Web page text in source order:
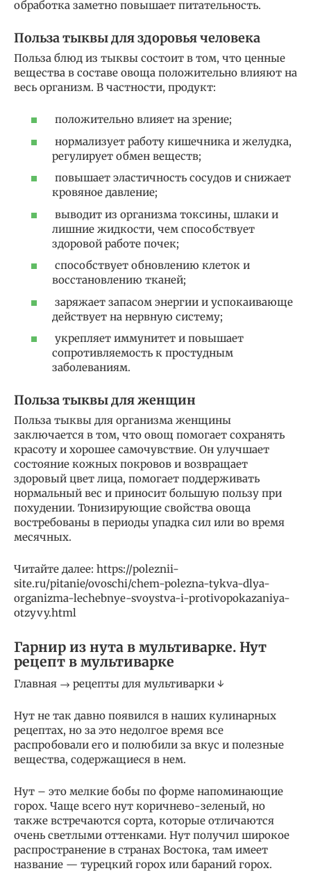
обработка заметно повышает питательность.
Польза тыквы для здоровья человека
Польза блюд из тыквы состоит в том, что ценные
вещества в составе овоща положительно влияют на
весь организм. В частности, продукт:
положительно влияет на зрение;
нормализует работу кишечника и желудка,
регулирует обмен веществ;
повышает эластичность сосудов и снижает
кровяное давление;
выводит из организма токсины, шлаки и
лишние жидкости, чем способствует
здоровой работе почек;
способствует обновлению клеток и
восстановлению тканей;
заряжает запасом энергии и успокаивающе
действует на нервную систему;
укрепляет иммунитет и повышает
сопротивляемость к простудным
заболеваниям.
Польза тыквы для женщин
Польза тыквы для организма женщины
заключается в том, что овощ помогает сохранять
красоту и хорошее самочувствие. Он улучшает
состояние кожных покровов и возвращает
здоровый цвет лица, помогает поддерживать
нормальный вес и приносит большую пользу при
похудении. Тонизирующие свойства овоща
востребованы в периоды упадка сил или во время
месячных.
Читайте далее: https://poleznii-
site.ru/pitanie/ovoschi/chem-polezna-tykva-dlya-
organizma-lechebnye-svoystva-i-protivopokazaniya-
otzyvy.html
Гарнир из нута в мультиварке. Нут
рецепт в мультиварке
Главная → рецепты для мультиварки ↓
Нут не так давно появился в наших кулинарных
рецептах, но за это недолгое время все
распробовали его и полюбили за вкус и полезные
вещества, содержащиеся в нем.
Нут – это мелкие бобы по форме напоминающие
горох. Чаще всего нут коричнево-зеленый, но
также встречаются сорта, которые отличаются
очень светлыми оттенками. Нут получил широкое
распространение в странах Востока, там имеет
название — турецкий горох или бараний горох.